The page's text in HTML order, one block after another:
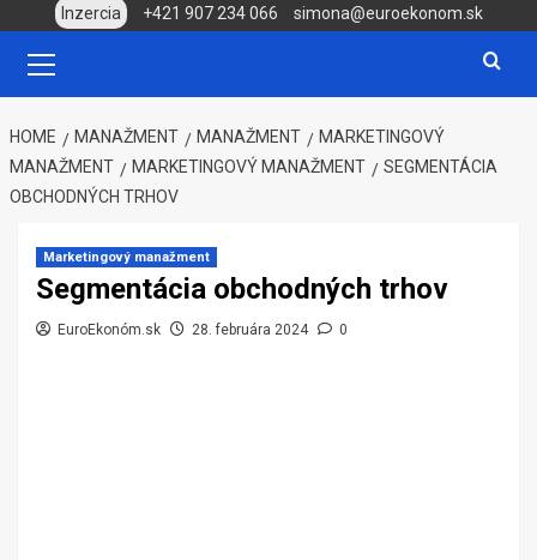
content
Inzercia +421 907 234 066
simona@euroekonom.sk
Menu
HOME MANAŽMENT MANAŽMENT
MARKETINGOVÝ
MANAŽMENT
MARKETINGOVÝ MANAŽMENT
SEGMENTÁCIA
OBCHODNÝCH TRHOV
Marketingový manažment
Segmentácia obchodných trhov
EuroEkonóm.sk 28. februára 2024 0